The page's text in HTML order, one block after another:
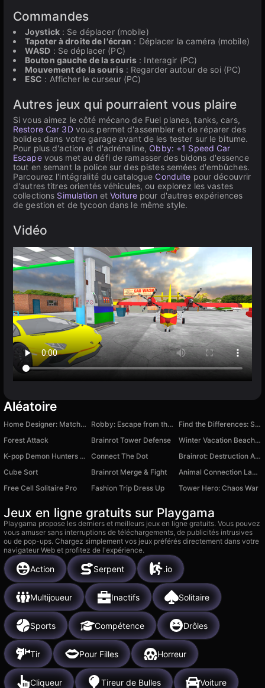
Commandes
Joystick: Se déplacer (mobile)
Tapoter à droite de l'écran : Déplacer la caméra (mobile)
WASD : Se déplacer (PC)
Bouton gauche de la souris : Interagir (PC)
Mouvement de la souris: Regarder autour de soi (PC)
ESC : Afficher le curseur (PC)
Autres jeux qui pourraient vous plaire
Si vous aimez le côté mécano de Fuel planes, tanks, cars,
Restore Car 3Dvous permet d'assembler et de réparer des
bolides dans votre garage avant de les tester sur le bitume.
Pour plus d'action et d'adrénaline, Obby: +1 Speed Car
Escapevous met au défi de ramasser des bidons d'essence
tout en semant la police sur des pistes semées d'embûches.
Parcourez l'intégralité du catalogue Conduite pour découvrir
d'autres titres orientés véhicules, ou explorez les vastes
collections Simulation etVoiturepour d'autres expériences
de gestion et de tycoon dans le même style.
Vidéo
Aléatoire
Home Designer: Match 3 Robby: Escape from the Castle
Find the Differences: Super Search
Forest Attack
Brainrot Tower Defense
Winter Vacation Beach Games
K-pop Demon Hunters Super Puzzles
Connect The Dot
Brainrot: Destruction Arena
Cube Sort
Brainrot Merge & Fight
Animal Connection Laboratory
Free Cell Solitaire Pro
Fashion Trip Dress Up Tower Hero: Chaos War
Jeux en ligne gratuits sur Playgama
Playgama propose les derniers et meilleurs jeux en ligne gratuits. Vous pouvez
vous amuser sans interruptions de téléchargements, de publicités intrusives
ou de pop-ups. Chargez simplement vos jeux préférés directement dans votre
navigateur Web et profitez de l'expérience.
Action Serpent .io
Multijoueur Inactifs Solitaire
Sports Compétence Drôles
Tir Pour Filles Horreur
Cliqueur Tireur de Bulles Voiture